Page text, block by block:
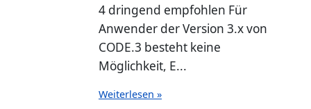
4 dringend empfohlen Für
Anwender der Version 3.x von
CODE.3 besteht keine
Möglichkeit, E...
Weiterlesen »